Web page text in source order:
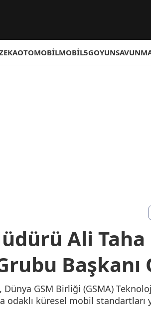
OTOMOBILMOBIL5GOYUN
Ali Taha
Başkanı
GSM Birliği (GSMA)
odaklı küresel mobil standartları